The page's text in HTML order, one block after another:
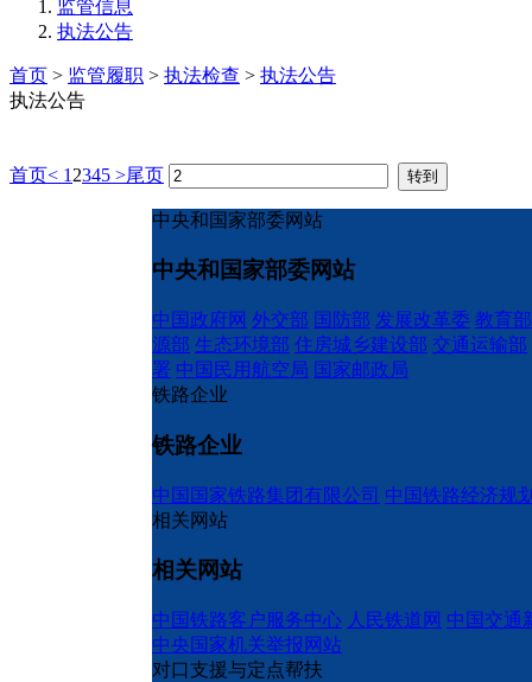
监管信息
执法公告
首页 > 监管履职 > 执法检查 > 执法公告
执法公告
首页< 1 2345 >尾页
中央和国家部委网站
中央和国家部委网站
中国政府网 外交部 国防部 发展改革委 教育部
源部 生态环境部 住房城乡建设部 交通运输部
署 中国民用航空局 国家邮政局
铁路企业
铁路企业
中国国家铁路集团有限公司 中国铁路经济规
相关网站
相关网站
中国铁路客户服务中心 人民铁道网 中国交通
中央国家机关举报网站
对口支援与定点帮扶